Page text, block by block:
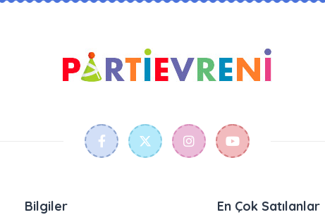
Bilgiler En Çok Satılanlar